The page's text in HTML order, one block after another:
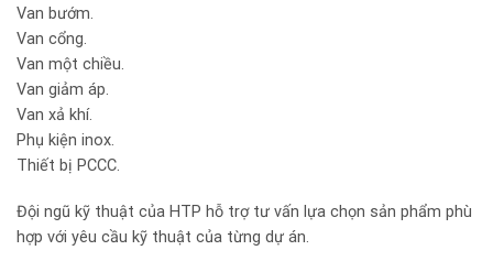
Van bướm.
Van cổng.
Van một chiều.
Van giảm áp.
Van xả khí.
Phụ kiện inox.
Thiết bị PCCC.
Đội ngũ kỹ thuật của HTP hỗ trợ tư vấn lựa chọn sản phẩm phù
hợp với yêu cầu kỹ thuật của từng dự án.